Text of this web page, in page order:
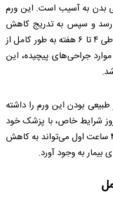
بدن به آسیب است. این ورم
خود می‌رسد و سپس به تدریج کاهش
می‌یابد. در بیشتر موارد، انتظار می‌رود ورم طی ۴ تا ۶ هفته به طور کامل از
موارد جراحی‌های پیچیده، این
طبیعی بودن این ورم را داشته
شرایط خاص، با پزشک خود
مشورت کنند. استفاده از کمپرس سرد در ۴۸ ساعت اول می‌تواند به کاهش
به وجود آورد.